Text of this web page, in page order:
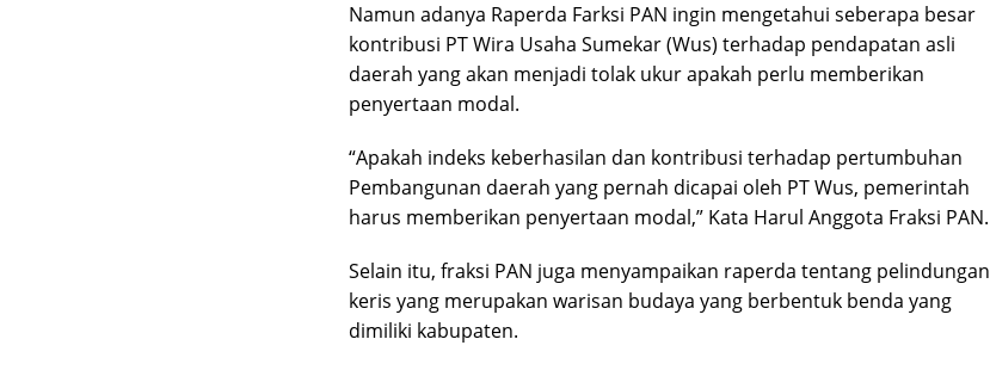
Namun adanya Raperda Farksi PAN ingin mengetahui seberapa besar
kontribusi PT Wira Usaha Sumekar (Wus) terhadap pendapatan asli
daerah yang akan menjadi tolak ukur apakah perlu memberikan
penyertaan modal.
“Apakah indeks keberhasilan dan kontribusi terhadap pertumbuhan
Pembangunan daerah yang pernah dicapai oleh PT Wus, pemerintah
harus memberikan penyertaan modal,” Kata Harul Anggota Fraksi PAN.
Selain itu, fraksi PAN juga menyampaikan raperda tentang pelindungan
keris yang merupakan warisan budaya yang berbentuk benda yang
dimiliki kabupaten.